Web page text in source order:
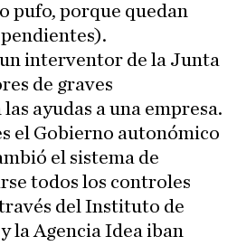
pufo, porque quedan
interventor de la Junta
de graves
ayudas a una empresa.
el Gobierno autonómico
el sistema de
todos los controles
del Instituto de
la Agencia Idea iban